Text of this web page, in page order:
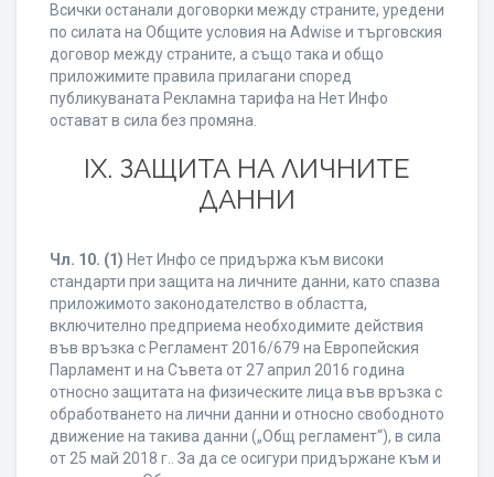
Всички останали договорки между страните, уредени
по силата на Общите условия на Adwise и търговския
договор между страните, а също така и общо
приложимите правила прилагани според
публикуваната Рекламна тарифа на Нет Инфо
остават в сила без промяна.
IХ. ЗАЩИТА НА ЛИЧНИТЕ
ДАННИ
Чл. 10. (1) Нет Инфо се придържа към високи
стандарти при защита на личните данни, като спазва
приложимото законодателство в областта,
включително предприема необходимите действия
във връзка с Регламент 2016/679 на Европейския
Парламент и на Съвета от 27 април 2016 година
относно защитата на физическите лица във връзка с
обработването на лични данни и относно свободното
движение на такива данни („Общ регламент“), в сила
от 25 май 2018 г.. За да се осигури придържане към и